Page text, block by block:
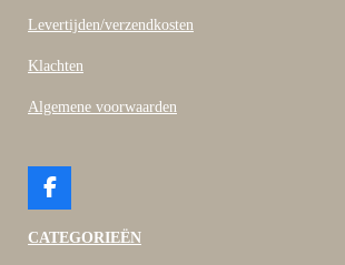
Levertijden/verzendkosten
Klachten
Algemene voorwaarden
F
c
CATEGORIEËN